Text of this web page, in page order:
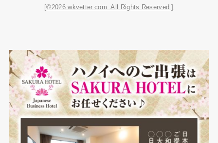
[©2026 wkvetter.com. All Rights Reserved.]